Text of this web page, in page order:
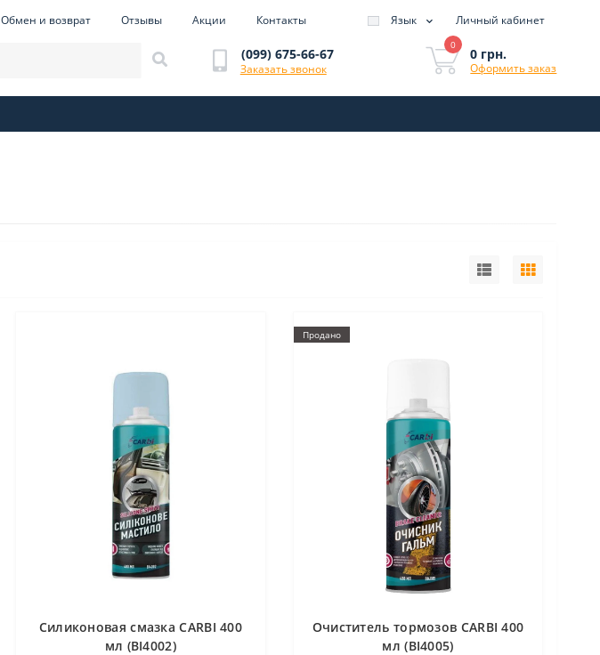
Обмен и возврат Отзывы Акции Контакты Язык Личный кабинет
(099) 675-66-67
Заказать звонок
0
0 грн.
Оформить заказ
Силиконовая смазка CARBI 400
мл (BI4002)
Продано
Очиститель тормозов CARBI 400
мл (BI4005)